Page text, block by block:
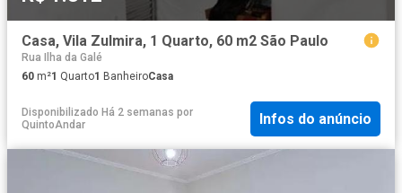
Casa, Vila Zulmira, 1 Quarto, 60 m2 São Paulo
Rua Ilha da Galé
60 m²1 Quarto1 BanheiroCasa
Disponibilizado Há 2 semanas por
QuintoAndar
Infos do anúncio